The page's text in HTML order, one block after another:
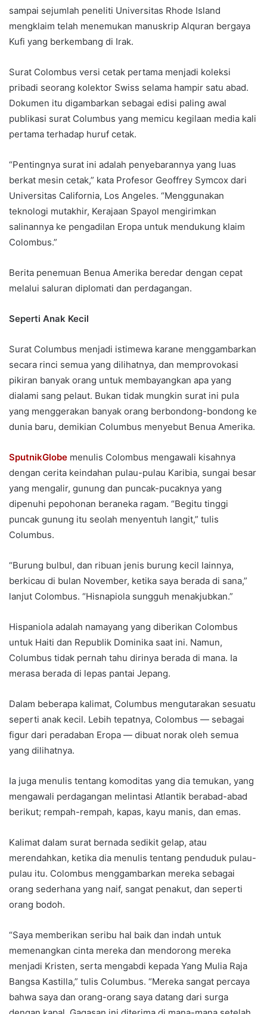
sampai sejumlah peneliti Universitas Rhode Island
mengklaim telah menemukan manuskrip Alquran bergaya
Kufi yang berkembang di Irak.
Surat Colombus versi cetak pertama menjadi koleksi
pribadi seorang kolektor Swiss selama hampir satu abad.
Dokumen itu digambarkan sebagai edisi paling awal
publikasi surat Columbus yang memicu kegilaan media kali
pertama terhadap huruf cetak.
“Pentingnya surat ini adalah penyebarannya yang luas
berkat mesin cetak,” kata Profesor Geoffrey Symcox dari
Universitas California, Los Angeles. “Menggunakan
teknologi mutakhir, Kerajaan Spayol mengirimkan
salinannya ke pengadilan Eropa untuk mendukung klaim
Colombus.”
Berita penemuan Benua Amerika beredar dengan cepat
melalui saluran diplomati dan perdagangan.
Seperti Anak Kecil
Surat Columbus menjadi istimewa karane menggambarkan
secara rinci semua yang dilihatnya, dan memprovokasi
pikiran banyak orang untuk membayangkan apa yang
dialami sang pelaut. Bukan tidak mungkin surat ini pula
yang menggerakan banyak orang berbondong-bondong ke
dunia baru, demikian Columbus menyebut Benua Amerika.
SputnikGlobe menulis Colombus mengawali kisahnya
dengan cerita keindahan pulau-pulau Karibia, sungai besar
yang mengalir, gunung dan puncak-pucaknya yang
dipenuhi pepohonan beraneka ragam. “Begitu tinggi
puncak gunung itu seolah menyentuh langit,” tulis
Columbus.
“Burung bulbul, dan ribuan jenis burung kecil lainnya,
berkicau di bulan November, ketika saya berada di sana,”
lanjut Colombus. “Hisnapiola sungguh menakjubkan.”
Hispaniola adalah namayang yang diberikan Colombus
untuk Haiti dan Republik Dominika saat ini. Namun,
Columbus tidak pernah tahu dirinya berada di mana. Ia
merasa berada di lepas pantai Jepang.
Dalam beberapa kalimat, Columbus mengutarakan sesuatu
seperti anak kecil. Lebih tepatnya, Colombus — sebagai
figur dari peradaban Eropa — dibuat norak oleh semua
yang dilihatnya.
Ia juga menulis tentang komoditas yang dia temukan, yang
mengawali perdagangan melintasi Atlantik berabad-abad
berikut; rempah-rempah, kapas, kayu manis, dan emas.
Kalimat dalam surat bernada sedikit gelap, atau
merendahkan, ketika dia menulis tentang penduduk pulau-
pulau itu. Colombus menggambarkan mereka sebagai
orang sederhana yang naif, sangat penakut, dan seperti
orang bodoh.
“Saya memberikan seribu hal baik dan indah untuk
memenangkan cinta mereka dan mendorong mereka
menjadi Kristen, serta mengabdi kepada Yang Mulia Raja
Bangsa Kastilla,” tulis Columbus. “Mereka sangat percaya
bahwa saya dan orang-orang saya datang dari surga